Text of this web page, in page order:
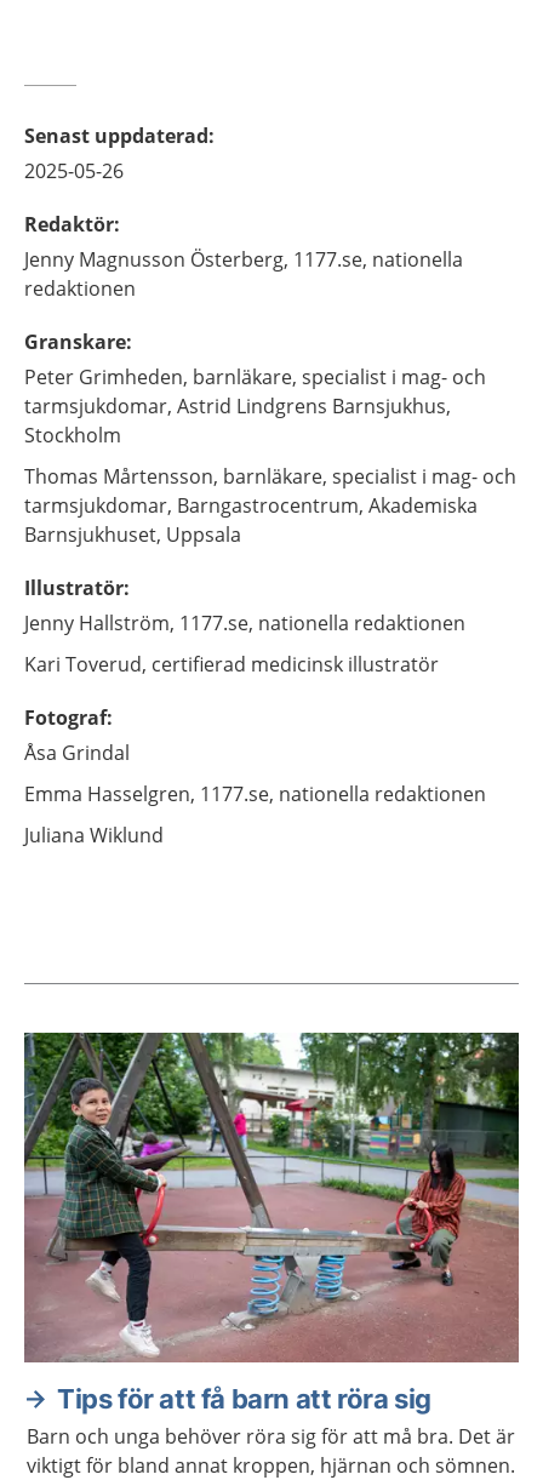
Senast uppdaterad:
2025-05-26
Redaktör:
Jenny Magnusson Österberg, 1177.se, nationella
redaktionen
Granskare:
Peter Grimheden, barnläkare, specialist i mag- och
tarmsjukdomar, Astrid Lindgrens Barnsjukhus,
Stockholm
Thomas Mårtensson, barnläkare, specialist i mag- och
tarmsjukdomar, Barngastrocentrum, Akademiska
Barnsjukhuset, Uppsala
Illustratör:
Jenny Hallström, 1177.se, nationella redaktionen
Kari Toverud, certifierad medicinsk illustratör
Fotograf:
Åsa Grindal
Emma Hasselgren, 1177.se, nationella redaktionen
Juliana Wiklund
Aktuella artiklar
Tips för att få barn att röra sig
Barn och unga behöver röra sig för att må bra. Det är
viktigt för bland annat kroppen, hjärnan och sömnen.